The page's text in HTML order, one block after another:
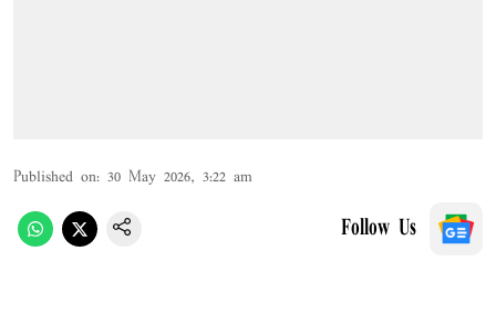
Published on: 30 May 2026, 3:22 am
Follow Us